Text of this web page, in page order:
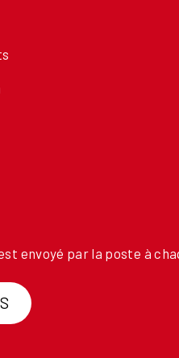
envoyé par la poste à